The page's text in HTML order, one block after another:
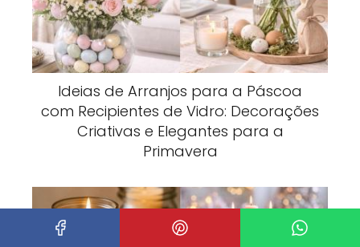
Ideias de Arranjos para a Páscoa
com Recipientes de Vidro: Decorações
Criativas e Elegantes para a
Primavera